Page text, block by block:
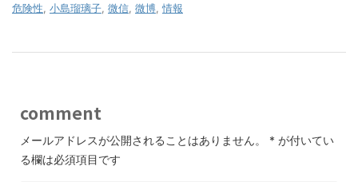
危険性 小島瑠璃子 微信 微博 情報
comment
メールアドレスが公開されることはありません。 * が付いてい
る欄は必須項目です